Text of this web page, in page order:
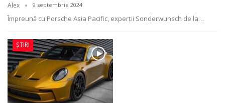
Alex 9 septembrie 2024
Împreună cu Porsche Asia Pacific, experții Sonderwunsch de la…
ȘTIRI